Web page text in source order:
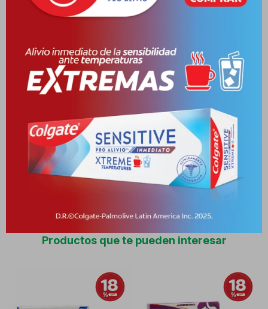
Características
INDICACIONES HIPERCOLESTEROLEMIA PRIMARIA: ESTÁ INDICADO
PARA TERAPIA DE SUSTITUCIÓN EN PACIENTES ADULTOS
ADECUADAMENTE CONTROLA
Productos que te pueden interesar